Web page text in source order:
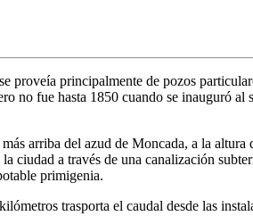
proveía principalmente de pozos
no fue hasta 1850 cuando se inauguró
arriba del azud de Moncada, a la
ciudad a través de una canalización
primigenia.
trasporta el caudal desde las